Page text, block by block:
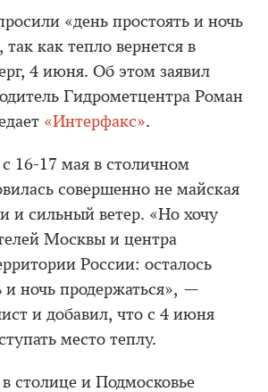
«день простоять и ночь
так как тепло вернется в
4 июня. Об этом заявил
Гидрометцентра Роман
«Интерфакс».
16-17 мая в столичном
совершенно не майская
и сильный ветер. «Но хочу
Москвы и центра
России: осталось
и ночь продержаться», —
и добавил, что с 4 июня
место теплу.
столице и Подмосковье